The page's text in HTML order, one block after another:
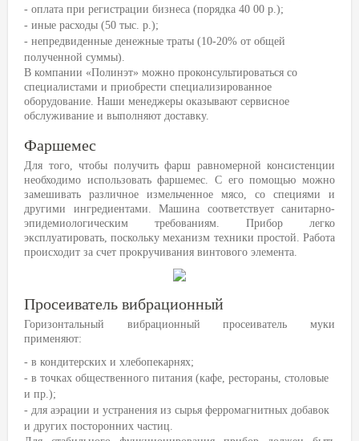
- оплата при регистрации бизнеса (порядка 40 00 р.);
- иные расходы (50 тыс. р.);
- непредвиденные денежные траты (10-20% от общей
полученной суммы).
В компании «Полинэт» можно проконсультироваться со
специалистами и приобрести специализированное
оборудование. Наши менеджеры оказывают сервисное
обслуживание и выполняют доставку.
Фаршемес
Для того, чтобы получить фарш равномерной консистенции
необходимо использовать фаршемес. С его помощью можно
замешивать различное измельченное мясо, со специями и
другими ингредиентами. Машина соответствует санитарно-
эпидемиологическим требованиям. Прибор легко
эксплуатировать, поскольку механизм техники простой. Работа
происходит за счет прокручивания винтового элемента.
Просеиватель вибрационный
Горизонтальный вибрационный просеиватель муки
применяют:
- в кондитерских и хлебопекарнях;
- в точках общественного питания (кафе, рестораны, столовые
и пр.);
- для аэрации и устранения из сырья ферромагнитных добавок
и других посторонних частиц.